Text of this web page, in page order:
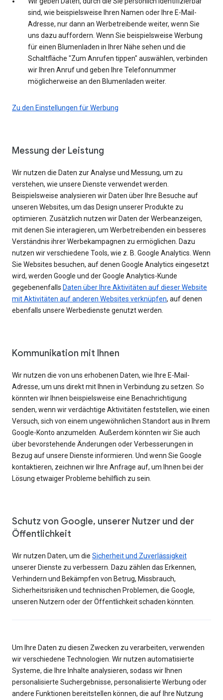
sind, wie beispielsweise Ihren Namen oder Ihre E-Mail-
Adresse, nur dann an Werbetreibende weiter, wenn Sie
uns dazu auffordern. Wenn Sie beispielsweise Werbung
für einen Blumenladen in Ihrer Nähe sehen und die
Schaltfläche "Zum Anrufen tippen" auswählen, verbinden
wir Ihren Anruf und geben Ihre Telefonnummer
möglicherweise an den Blumenladen weiter.
Zu den Einstellungen für Werbung
Messung der Leistung
Wir nutzen die Daten zur Analyse und Messung, um zu
verstehen, wie unsere Dienste verwendet werden.
Beispielsweise analysieren wir Daten über Ihre Besuche auf
unseren Websites, um das Design unserer Produkte zu
optimieren. Zusätzlich nutzen wir Daten der Werbeanzeigen,
mit denen Sie interagieren, um Werbetreibenden ein besseres
Verständnis ihrer Werbekampagnen zu ermöglichen. Dazu
nutzen wir verschiedene Tools, wie z. B. Google Analytics. Wenn
Sie Websites besuchen, auf denen Google Analytics eingesetzt
wird, werden Google und der Google Analytics-Kunde
gegebenenfalls Daten über Ihre Aktivitäten auf dieser Website
mit Aktivitäten auf anderen Websites verknüpfen, auf denen
ebenfalls unsere Werbedienste genutzt werden.
Kommunikation mit Ihnen
Wir nutzen die von uns erhobenen Daten, wie Ihre E-Mail-
Adresse, um uns direkt mit Ihnen in Verbindung zu setzen. So
könnten wir Ihnen beispielsweise eine Benachrichtigung
senden, wenn wir verdächtige Aktivitäten feststellen, wie einen
Versuch, sich von einem ungewöhnlichen Standort aus in Ihrem
Google-Konto anzumelden. Außerdem könnten wir Sie auch
über bevorstehende Änderungen oder Verbesserungen in
Bezug auf unsere Dienste informieren. Und wenn Sie Google
kontaktieren, zeichnen wir Ihre Anfrage auf, um Ihnen bei der
Lösung etwaiger Probleme behilflich zu sein.
Schutz von Google, unserer Nutzer und der
Öffentlichkeit
Wir nutzen Daten, um die Sicherheit und Zuverlässigkeit
unserer Dienste zu verbessern. Dazu zählen das Erkennen,
Verhindern und Bekämpfen von Betrug, Missbrauch,
Sicherheitsrisiken und technischen Problemen, die Google,
unseren Nutzern oder der Öffentlichkeit schaden könnten.
Um Ihre Daten zu diesen Zwecken zu verarbeiten, verwenden
wir verschiedene Technologien. Wir nutzen automatisierte
Systeme, die Ihre Inhalte analysieren, sodass wir Ihnen
personalisierte Suchergebnisse, personalisierte Werbung oder
andere Funktionen bereitstellen können, die auf Ihre Nutzung